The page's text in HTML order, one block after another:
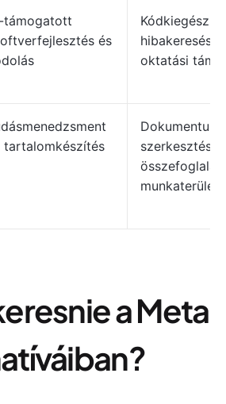
támogatott
és
hibakeresési
oktatási
tartalomkészítés
szerkesztése,
munkaterület
a Meta